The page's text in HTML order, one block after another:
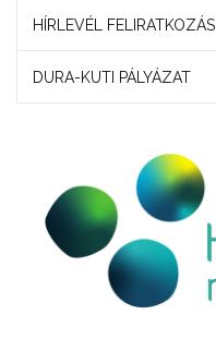
HÍRLEVÉL FELIRATKOZÁS
DURA-KUTI PÁLYÁZAT